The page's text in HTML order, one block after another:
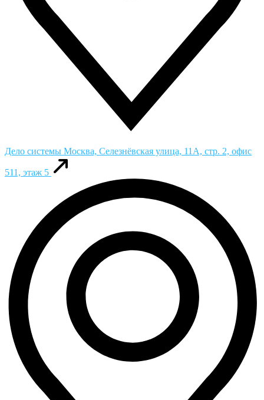
Дело системы Москва, Селезнёвская улица, 11А, стр. 2, офис
511, этаж 5